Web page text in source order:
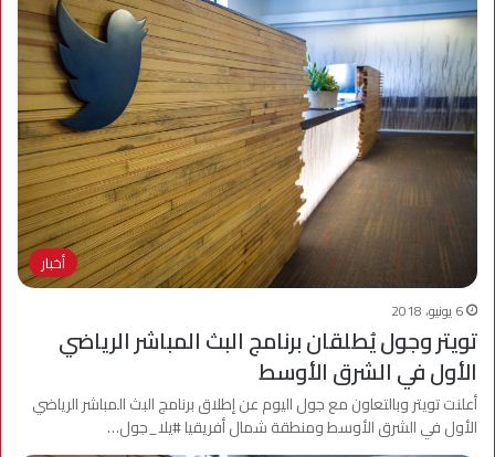
أخبار
6 يونيو، 2018
تويتر وجول يُطلقان برنامج البث المباشر الرياضي
الأول في الشرق الأوسط
أعلنت تويتر وبالتعاون مع جول اليوم عن إطلاق برنامج البث المباشر الرياضي
الأول في الشرق الأوسط ومنطقة شمال أفريقيا #يلا_جول…